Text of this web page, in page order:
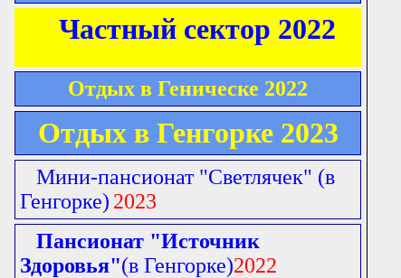
Частный сектор 2022
Отдых в Геническе 2022
Отдых в Генгорке 2023
Мини-пансионат "Светлячек" (в
Генгорке) 2023
Пансионат "Источник
Здоровья"(в Генгорке)2022